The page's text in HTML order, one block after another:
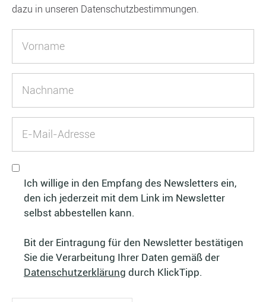
dazu in unseren Datenschutzbestimmungen.
Ich willige in den Empfang des Newsletters ein,
den ich jederzeit mit dem Link im Newsletter
selbst abbestellen kann.
Bit der Eintragung für den Newsletter bestätigen
Sie die Verarbeitung Ihrer Daten gemäß der
Datenschutzerklärung durch KlickTipp.